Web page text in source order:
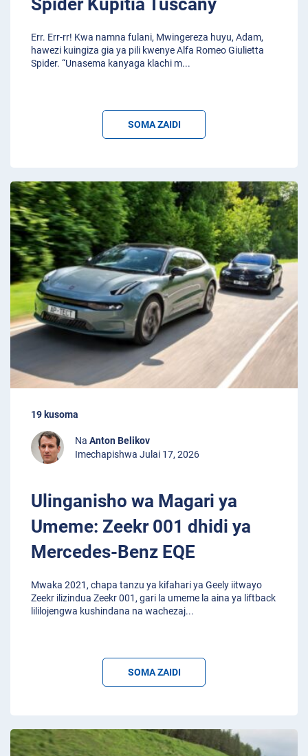
Err. Err-rr! Kwa namna fulani, Mwingereza huyu, Adam,
hawezi kuingiza gia ya pili kwenye Alfa Romeo Giulietta
Spider. “Unasema kanyaga klachi m...
SOMA ZAIDI
19 kusoma
Na Anton Belikov
Imechapishwa Julai 17, 2026
Ulinganisho wa Magari ya
Umeme: Zeekr 001 dhidi ya
Mercedes-Benz EQE
Mwaka 2021, chapa tanzu ya kifahari ya Geely iitwayo
Zeekr ilizindua Zeekr 001, gari la umeme la aina ya liftback
lililojengwa kushindana na wachezaj...
SOMA ZAIDI